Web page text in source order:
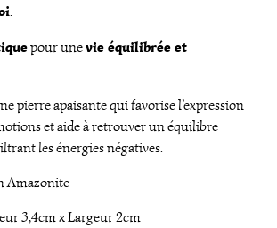
.
pour unevie équilibrée et
pierre apaisante qui favorise l’expression
et aide à retrouver un équilibre
les énergies négatives.
Amazonite
3,4cm x Largeur 2cm